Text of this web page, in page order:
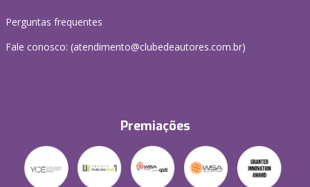
Perguntas frequentes
Fale conosco: (atendimento@clubedeautores.com.br)
Premiações